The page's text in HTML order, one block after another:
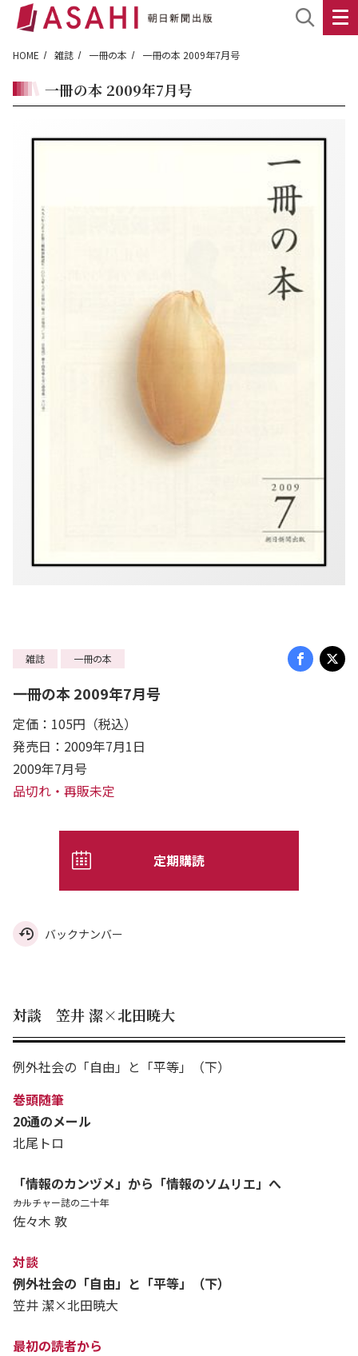
HOME 雑誌 一冊の本 一冊の本 2009年7月号
一冊の本 2009年7月号
雑誌 一冊の本
一冊の本 2009年7月号
定価：105円（税込）
発売日：2009年7月1日
2009年7月号
品切れ・再販未定
定期購読
バックナンバー
対談 笠井 潔×北田暁大
例外社会の「自由」と「平等」（下）
巻頭随筆
20通のメール
北尾トロ
「情報のカンヅメ」から「情報のソムリエ」へ
――カルチャー誌の二十年
佐々木 敦
対談
例外社会の「自由」と「平等」（下）
笠井 潔×北田暁大
最初の読者から